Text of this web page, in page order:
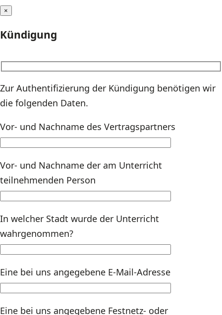
×
Kündigung
Zur Authentifizierung der Kündigung benötigen wir
die folgenden Daten.
Vor- und Nachname des Vertragspartners
Vor- und Nachname der am Unterricht
teilnehmenden Person
In welcher Stadt wurde der Unterricht
wahrgenommen?
Eine bei uns angegebene E-Mail-Adresse
Eine bei uns angegebene Festnetz- oder